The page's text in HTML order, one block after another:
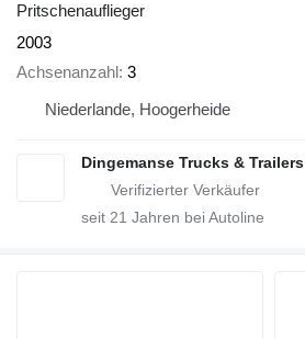
Pritschenauflieger
2003
Achsenanzahl 3
Niederlande, Hoogerheide
Dingemanse Trucks & Trailers
seit 21 Jahren bei Autoline